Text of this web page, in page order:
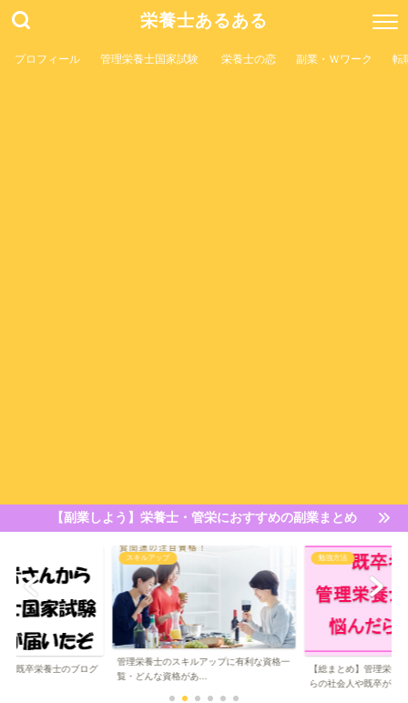
栄養士あるある
プロフィール 管理栄養士国家試験 栄養士の恋 副業・Ｗワーク 転
【副業しよう】栄養士・管栄におすすめの副業まとめ
あ...
勉強方法
【総まとめ】管理栄養士の勉強｜働きなが
らの社会人や既卒が...
スキルアップ
は？専門家を目指し...